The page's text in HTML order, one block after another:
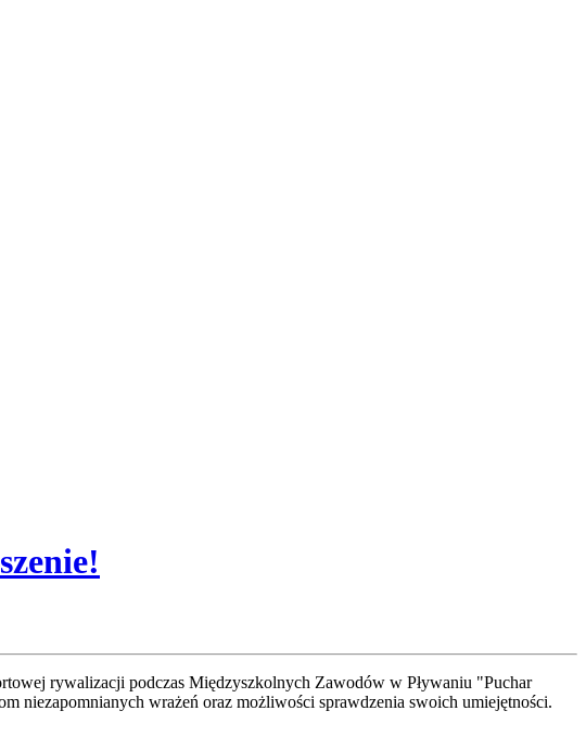
rywalizacji podczas Międzyszkolnych Zawodów w Pływaniu "Puchar
niezapomnianych wrażeń oraz możliwości sprawdzenia swoich umiejętności.